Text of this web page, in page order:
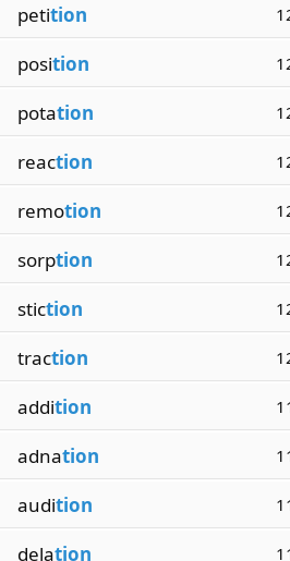
petition
position
potation
reaction
remotion
sorption
stiction
traction
addition
adnation
audition
delation